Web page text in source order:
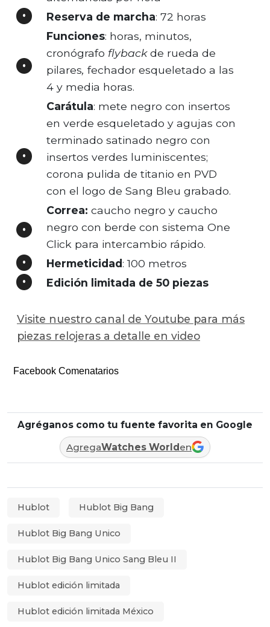
Reserva de marcha: 72 horas
Funciones: horas, minutos,
cronógrafo flybackde rueda de
pilares, fechador esqueletado a las
4 y media horas.
Carátula: mete negro con insertos
en verde esqueletado y agujas con
terminado satinado negro con
insertos verdes luminiscentes;
corona pulida de titanio en PVD
con el logo de Sang Bleu grabado.
Correa: caucho negro y caucho
negro con berde con sistema One
Click para intercambio rápido.
Hermeticidad: 100 metros
Edición limitada de 50 piezas
Visite nuestro canal de Youtube para más
piezas relojeras a detalle en video
Facebook Comenatarios
Agréganos como tu fuente favorita en Google
AgregaWatches Worlden
Hublot Hublot Big Bang
Hublot Big Bang Unico
Hublot Big Bang Unico Sang Bleu II
Hublot edición limitada
Hublot edición limitada México